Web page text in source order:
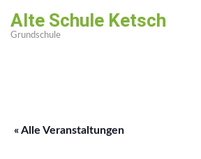
Inhalt
Alte Schule Ketsch
Grundschule
« Alle Veranstaltungen